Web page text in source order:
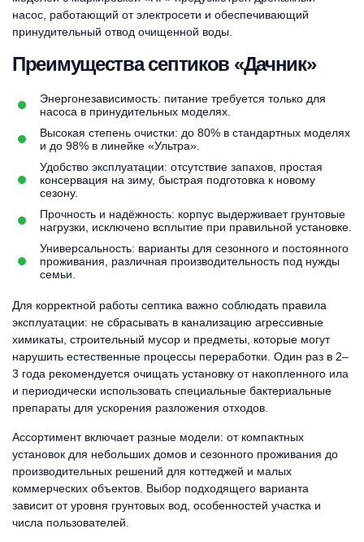
насос, работающий от электросети и обеспечивающий
принудительный отвод очищенной воды.
Преимущества септиков «Дачник»
Энергонезависимость: питание требуется только для
насоса в принудительных моделях.
Высокая степень очистки: до 80% в стандартных моделях
и до 98% в линейке «Ультра».
Удобство эксплуатации: отсутствие запахов, простая
консервация на зиму, быстрая подготовка к новому
сезону.
Прочность и надёжность: корпус выдерживает грунтовые
нагрузки, исключено всплытие при правильной установке.
Универсальность: варианты для сезонного и постоянного
проживания, различная производительность под нужды
семьи.
Для корректной работы септика важно соблюдать правила
эксплуатации: не сбрасывать в канализацию агрессивные
химикаты, строительный мусор и предметы, которые могут
нарушить естественные процессы переработки. Один раз в 2–
3 года рекомендуется очищать установку от накопленного ила
и периодически использовать специальные бактериальные
препараты для ускорения разложения отходов.
Ассортимент включает разные модели: от компактных
установок для небольших домов и сезонного проживания до
производительных решений для коттеджей и малых
коммерческих объектов. Выбор подходящего варианта
зависит от уровня грунтовых вод, особенностей участка и
числа пользователей.